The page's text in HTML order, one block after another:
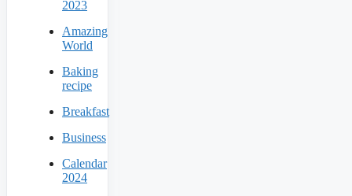
2023
Amazing
World
Baking
recipe
Breakfast
Business
Calendar
2024